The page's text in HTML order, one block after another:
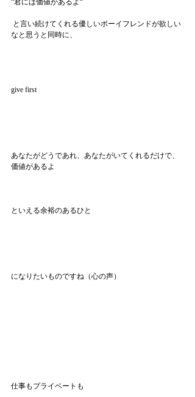
“君には価値があるよ“
なと思うと同時に、
give first
あなたがどうであれ、あなたがいてくれるだけで、
価値があるよ
といえる余裕のあるひと
になりたいものですね（心の声）
仕事もプライベートも